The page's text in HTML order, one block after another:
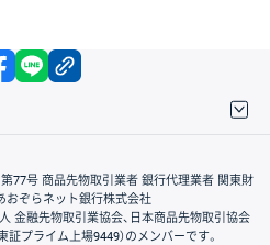
X facebook
第77号 商品先物取引業者 銀行代理業者 関東財
おぞらネット銀行株式会社
金融先物取引業協会、日本商品先物取引協会
プライム上場9449）のメンバーです。